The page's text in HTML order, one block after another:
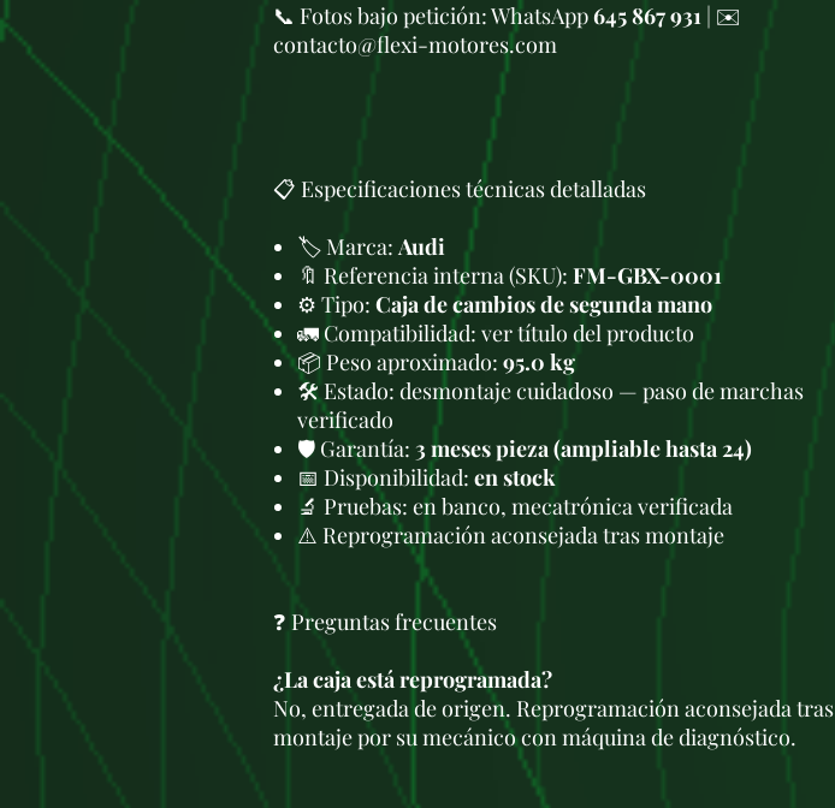
📞 Fotos bajo petición: WhatsApp645 867 931 | ✉️
contacto@flexi-motores.com
📋 Especificaciones técnicas detalladas
🏷️ Marca:Audi
🔖 Referencia interna (SKU): FM-GBX-0001
⚙️ Tipo: Caja de cambios de segunda mano
🚛 Compatibilidad: ver título del producto
📦 Peso aproximado: 95.0 kg
🛠 Estado: desmontaje cuidadoso — paso de marchas
verificado
🛡️ Garantía: 3 meses pieza (ampliable hasta 24)
📅 Disponibilidad: en stock
🔬 Pruebas: en banco, mecatrónica verificada
⚠️ Reprogramación aconsejada tras montaje
❓ Preguntas frecuentes
¿La caja está reprogramada?
No, entregada de origen. Reprogramación aconsejada tras
montaje por su mecánico con máquina de diagnóstico.